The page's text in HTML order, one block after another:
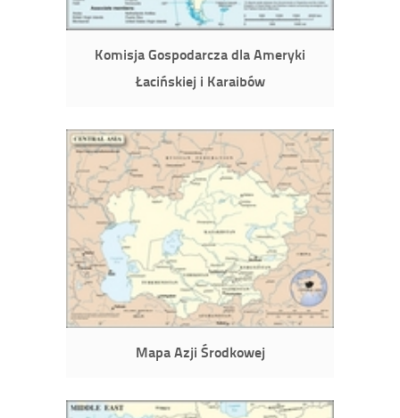
Komisja Gospodarcza dla Ameryki
Łacińskiej i Karaibów
Mapa Azji Środkowej